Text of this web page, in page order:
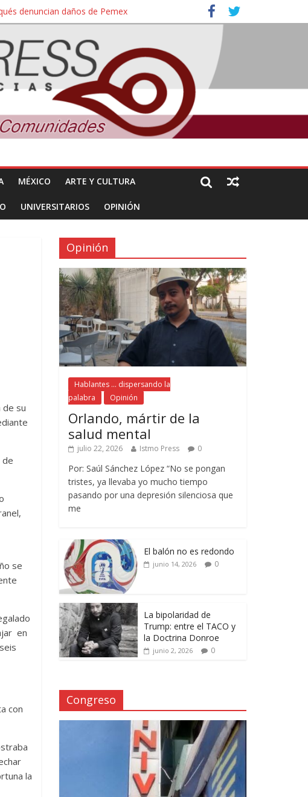
denuncian daños de Pemex
amparo
materiales e intelectuales de su asesinato
MÉXICO ARTE Y CULTURA
UNIVERSITARIOS OPINIÓN
de su
de
se
en
con
la
Opinión
Hablantes ... dispersando la
palabra
Opinión
Orlando, mártir de la
salud mental
julio 22, 2026 Istmo Press 0
Por: Saúl Sánchez López “No se pongan
tristes, ya llevaba yo mucho tiempo
pasando por una depresión silenciosa que
me
El balón no es redondo
junio 14, 2026 0
La bipolaridad de
Trump: entre el TACO y
la Doctrina Donroe
junio 2, 2026 0
Congreso